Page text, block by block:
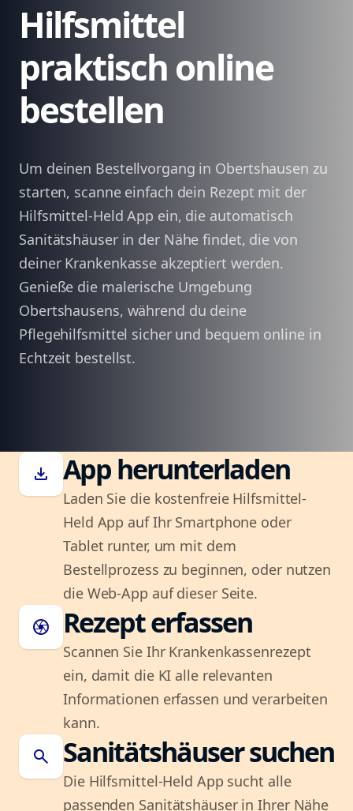
Hilfsmittel
praktisch online
bestellen
Um deinen Bestellvorgang in Obertshausen zu
starten, scanne einfach dein Rezept mit der
Hilfsmittel-Held App ein, die automatisch
Sanitätshäuser in der Nähe findet, die von
deiner Krankenkasse akzeptiert werden.
Genieße die malerische Umgebung
Obertshausens, während du deine
Pflegehilfsmittel sicher und bequem online in
Echtzeit bestellst.
download App herunterladen
Laden Sie die kostenfreie Hilfsmittel-
Held App auf Ihr Smartphone oder
Tablet runter, um mit dem
Bestellprozess zu beginnen, oder nutzen
die Web-App auf dieser Seite.
camera Rezept erfassen
Scannen Sie Ihr Krankenkassenrezept
ein, damit die KI alle relevanten
Informationen erfassen und verarbeiten
kann.
search Sanitätshäuser suchen
Die Hilfsmittel-Held App sucht alle
passenden Sanitätshäuser in Ihrer Nähe